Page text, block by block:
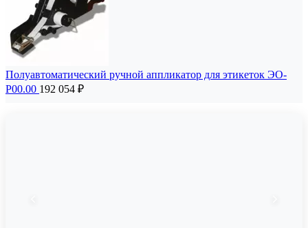
Полуавтоматический ручной аппликатор для этикеток ЭО-
Р00.00 192 054 ₽